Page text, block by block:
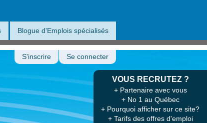
Blogue d'Emplois spécialisés
VOUS RECRUTEZ ?
+ Partenaire avec vous
+ No 1 au Québec
+ Pourquoi afficher sur ce site?
+ Tarifs des offres d'emploi
S'inscrire Se connecter